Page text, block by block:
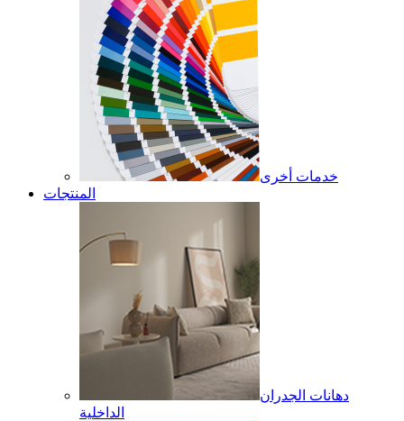
خدمات أخرى
المنتجات
دهانات الجدران
الداخلية